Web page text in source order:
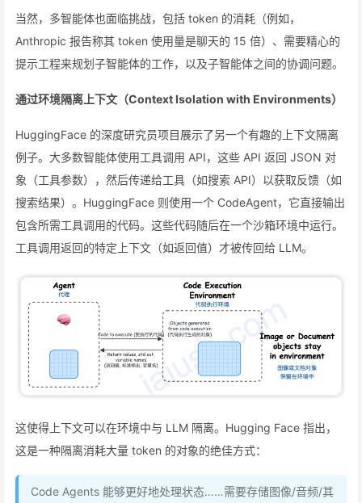
当然，多智能体也面临挑战，包括 token 的消耗（例如，
Anthropic 报告称其 token 使用量是聊天的 15 倍）、需要精心的
提示工程来规划子智能体的工作，以及子智能体之间的协调问题。
通过环境隔离上下文（Context Isolation with Environments）
HuggingFace 的深度研究员项目展示了另一个有趣的上下文隔离
例子。大多数智能体使用工具调用 API，这些 API 返回 JSON 对
象（工具参数），然后传递给工具（如搜索 API）以获取反馈（如
搜索结果）。HuggingFace 则使用一个 CodeAgent，它直接输出
包含所需工具调用的代码。这些代码随后在一个沙箱环境中运行。
工具调用返回的特定上下文（如返回值）才被传回给 LLM。
这使得上下文可以在环境中与 LLM 隔离。Hugging Face 指出，
这是一种隔离消耗大量 token 的对象的绝佳方式：
Code Agents 能够更好地处理状态……需要存储图像/音频/其